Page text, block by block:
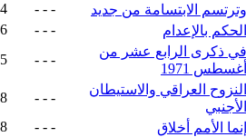
وترتسم الابتسامة من جديد - - -
الحكم بالإعدام - - -
في ذكرى الرابع عشر من
أغسطس 1971
- - -
النزوح العراقي والاستيطان
الأجنبي
- - -
إنما الأمم أخلاق - - -